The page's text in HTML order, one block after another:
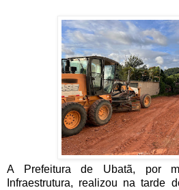
A Prefeitura de Ubatã, por
Infraestrutura, realizou na tarde